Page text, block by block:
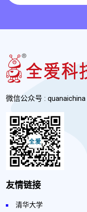
微信公众号 : quanaichina
友情链接
清华大学